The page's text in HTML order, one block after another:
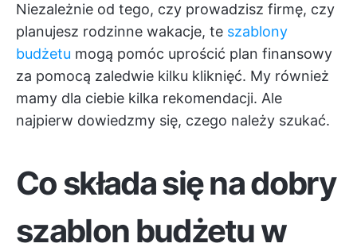
Niezależnie od tego, czy prowadzisz firmę, czy
planujesz rodzinne wakacje, te szablony
budżetu mogą pomóc uprościć plan finansowy
za pomocą zaledwie kilku kliknięć. My również
mamy dla ciebie kilka rekomendacji. Ale
najpierw dowiedzmy się, czego należy szukać.
Co składa się na dobry
szablon budżetu w